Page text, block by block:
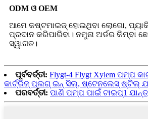
ODM ଓ OEM
ଆମେ କଷ୍ଟମାଇଜ୍ ହୋଇଥିବା ଲୋଗୋ,
ପ୍ରଦାନ କରିପାରିବା। ନମୁନା ଅର୍ଡର କିମ୍ବା
ସ୍ୱାଗତ।
ପୂର୍ବବର୍ତ୍ତୀ: Flygt-4 Flygt Xylem ପମ୍ପ
କାର୍ଟ୍ରିଜ୍ ପ୍ଲଗ୍ ଇନ୍ ସିଲ୍, ଷ୍ଟେନଲେସ୍ ଷ୍ଟିଲ୍
ପରବର୍ତ୍ତୀ: ପାଣି ପମ୍ପ ପାଇଁ ଟାଇପ୍1